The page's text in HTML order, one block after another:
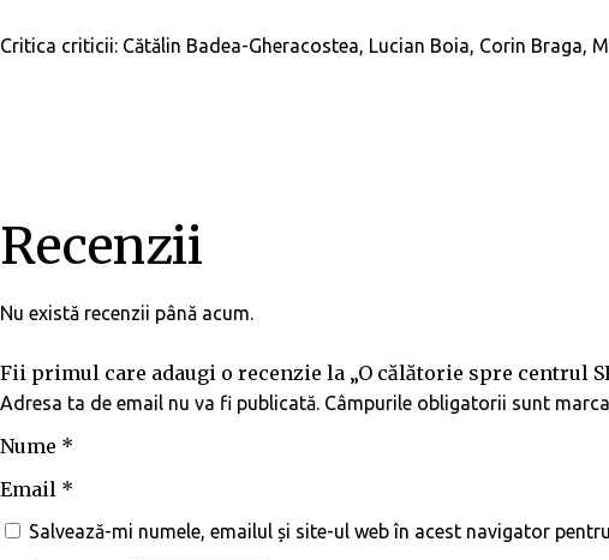
Critica criticii: Cătălin Badea-Gheracostea, Lucian Boia, Corin Braga,
Recenzii
Nu există recenzii până acum.
Fii primul care adaugi o recenzie la „O călătorie spre centrul
Adresa ta de email nu va fi publicată. Câmpurile obligatorii sunt
Nume *
Email *
Salvează-mi numele, emailul și site-ul web în acest navigator